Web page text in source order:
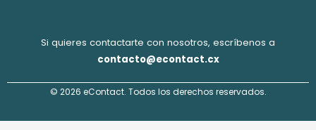
Si quieres contactarte con nosotros, escríbenos a
contacto@econtact.cx
© 2026 eContact. Todos los derechos reservados.